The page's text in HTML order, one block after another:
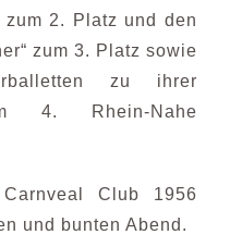
zum 2. Platz und den
zum 3. Platz sowie
zu ihrer
4. Rhein-Nahe
Club 1956
und bunten Abend.